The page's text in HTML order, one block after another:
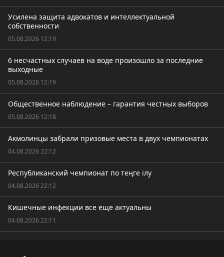
Усилена защита адвокатов и интеллектуальной
собственности
05.08.2026 12:19
6 несчастных случаев на воде произошло за последние
выходные
05.08.2026 12:19
Общественное наблюдение – гарантия честных выборов
05.08.2026 12:18
Акмолинцы забрали призовые места в двух чемпионатах
04.08.2026 22:12
Республиканский чемпионат по теңге ілу
04.08.2026 22:12
Кишечные инфекции все еще актуальны
04.08.2026 22:11